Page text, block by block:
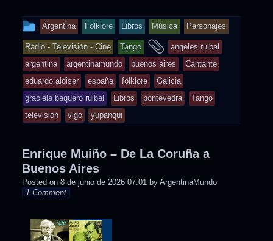
This
entry
was
posted
in
Argentina Folklore Libros Música Personajes
Radio - Televisión - Cine Tango
and
tagged
angeles ruibal
argentina
argentinamundo buenos aires
Cantante
eduardo aldiser
españa folklore
Galicia
graciela baquero ruibal
Libros pontevedra
Tango
television
vigo yupanqui
Enrique Muiño – De La Coruña a
Buenos Aires
Posted on 8 de junio de 2026 07:01 by ArgentinaMundo
1 Comment